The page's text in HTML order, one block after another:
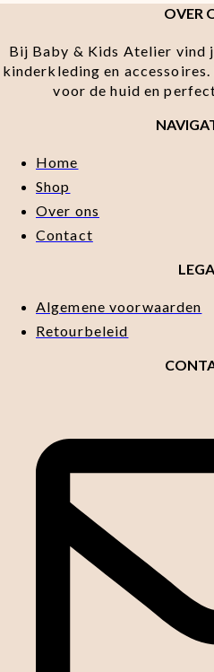
OVER
Bij Baby & Kids Atelier
kinderkleding en
voor de huid en
Home
Shop
Over ons
Contact
Algemene voorwaarden
Retourbeleid